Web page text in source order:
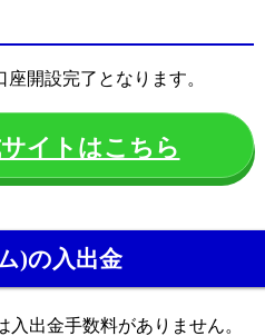
開設完了となります。
イトはこちら
)の入出金
入出金手数料がありません。